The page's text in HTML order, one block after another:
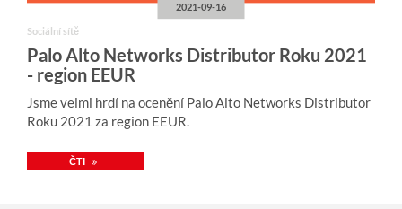
2021-09-16
Sociální sítě
Palo Alto Networks Distributor Roku 2021
- region EEUR
Jsme velmi hrdí na ocenění Palo Alto Networks Distributor
Roku 2021 za region EEUR.
ČTI